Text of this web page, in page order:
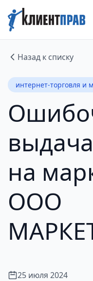
Назад к списку
интернет-торговля и
на
ООО
25 июля 2024